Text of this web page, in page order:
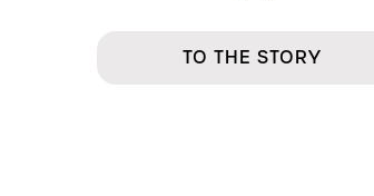
TO THE STORY